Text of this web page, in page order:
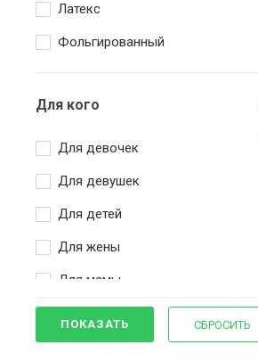
Розовый
Синий
Фиолетовый
Фуксия
Чёрный
Латекс
Фольгированный
Для кого
Для девочек
Для девушек
Для детей
Для жены
Для мамы
ПОКАЗАТЬ СБРОСИТЬ